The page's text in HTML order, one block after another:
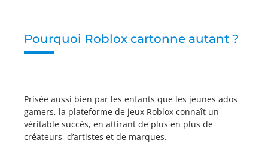
Pourquoi Roblox cartonne autant ?
Prisée aussi bien par les enfants que les jeunes ados
gamers, la plateforme de jeux Roblox connaît un
véritable succès, en attirant de plus en plus de
créateurs, d’artistes et de marques.